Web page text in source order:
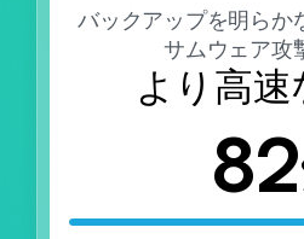
バックアップを明らか
サムウェア攻
より高
82